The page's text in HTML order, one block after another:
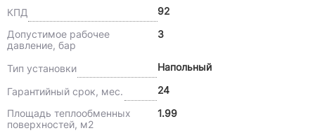
КПД
92
Допустимое рабочее
давление, бар
3
Тип установки Напольный
Гарантийный срок, мес.
24
Площадь теплообменных
поверхностей, м2
1.99